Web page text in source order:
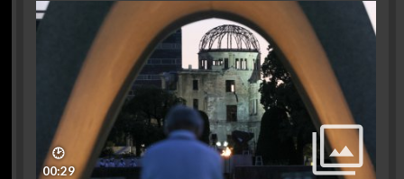
🕑
00:29